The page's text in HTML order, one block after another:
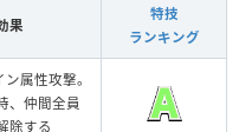
果
特技
ランキング
属性攻撃。
、仲間全員
除する